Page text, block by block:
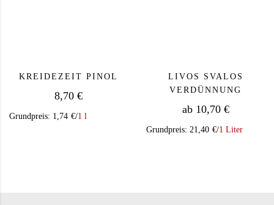
KREIDEZEIT PINOL
8,70 €
Grundpreis: 1,74 €/1 l
LIVOS SVALOS
VERDÜNNUNG
ab 10,70 €
Grundpreis: 21,40 €/1 Liter